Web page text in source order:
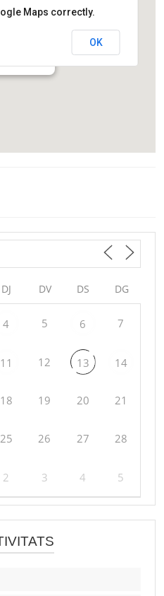
de Sabadell
Maps correctly.
OK
DJ DV DS DG
4 5 6 7
11 12 13 14
18 19 20 21
25 26 27 28
2 3 4 5